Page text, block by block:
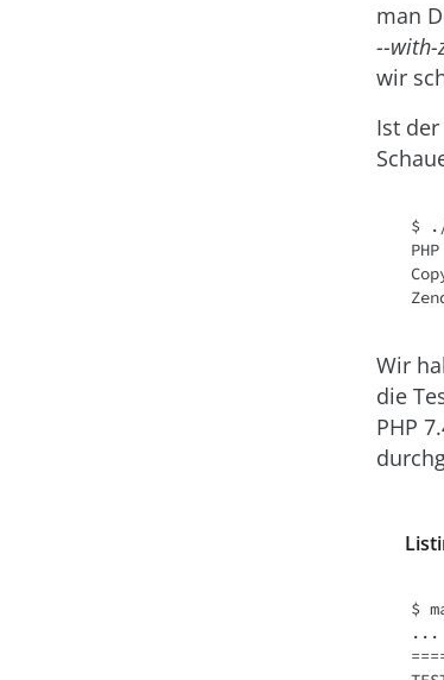
man
--with-
wir
Ist
$
Wir
die
PHP
$
...